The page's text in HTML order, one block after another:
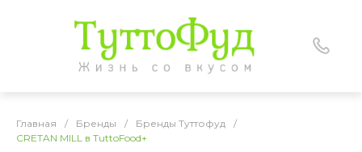
Главная / Бренды / Бренды Туттофуд
/
CRETAN MILL в TuttoFood+